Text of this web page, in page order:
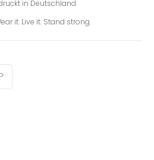
in Deutschland
it. Live it. Stand strong.